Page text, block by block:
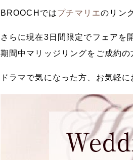
BROOCHではプチマリエのリン
さらに現在3日間限定でフェアを
期間中マリッジリングをご成約
ドラマで気になった方、お気軽